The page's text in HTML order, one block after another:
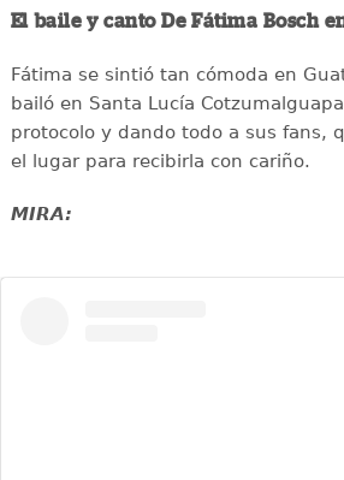
El baile y canto De Fátima Bosch
Fátima se sintió tan cómoda en
bailó en Santa Lucía
protocolo y dando todo a sus fans,
el lugar para recibirla con cariño.
MIRA: